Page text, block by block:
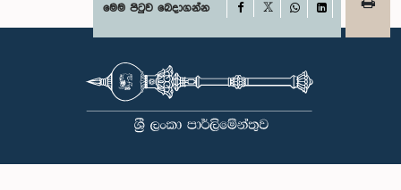
මෙම පිටුව බෙදාගන්න Facebook
WhatsAppLinkedIn